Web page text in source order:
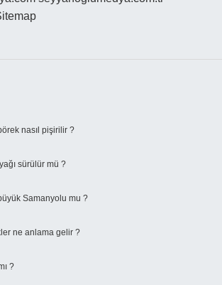
nasıl pişirilir ?
sürülür mü ?
Samanyolu mu ?
ne anlama gelir ?
?